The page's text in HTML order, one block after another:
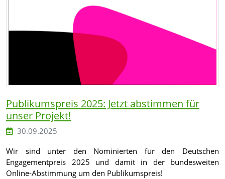
Publikumspreis 2025: Jetzt abstimmen für
unser Projekt!
30.09.2025
Wir sind unter den Nominierten für den Deutschen
Engagementpreis 2025 und damit in der bundesweiten
Online-Abstimmung um den Publikumspreis!